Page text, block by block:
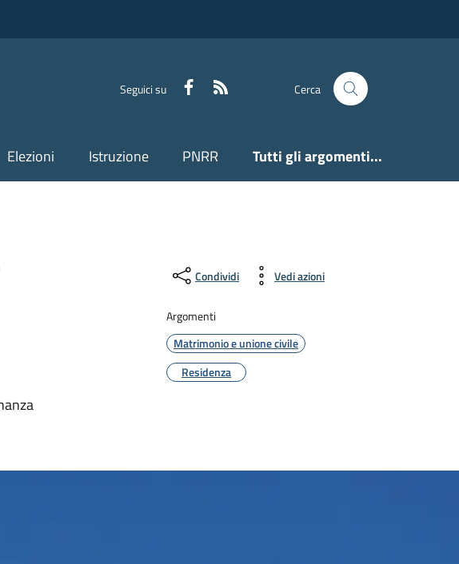
Seguici su Facebook Cerca
Elezioni Istruzione PNRR Tutti gli argomenti...
Condividi Vedi azioni
Argomenti
Matrimonio e unione civile
Residenza